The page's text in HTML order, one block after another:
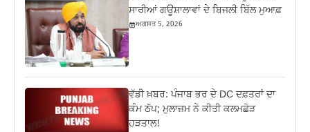
ਸਾਰੀਆਂ ਗਊਸ਼ਾਲਾਵਾਂ ਦੇ ਬਿਜਲੀ ਬਿੱਲ ਮੁਆਫ਼
ਅਗਸਤ 5, 2026
ਵੱਡੀ ਖ਼ਬਰ: ਪੰਜਾਬ ਭਰ ਦੇ DC ਦਫ਼ਤਰਾਂ ਦਾ
ਕੰਮ ਠੱਪ; ਮੁਲਾਜ਼ਮ ਨੇ ਕੀਤੀ ਕਲਮਛੋੜ
ਹੜਤਾਲ!